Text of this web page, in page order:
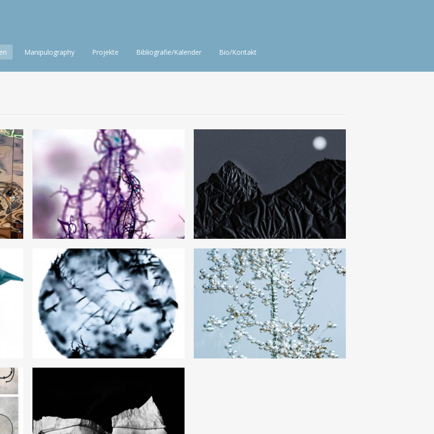
Manipulography Projekte Bibliografie/Kalender Bio/Kontakt